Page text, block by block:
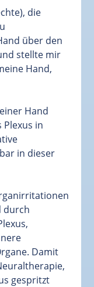
die
über den
stellte mir
Hand,
Hand
Plexus in
in dieser
durch
Damit
gespritzt